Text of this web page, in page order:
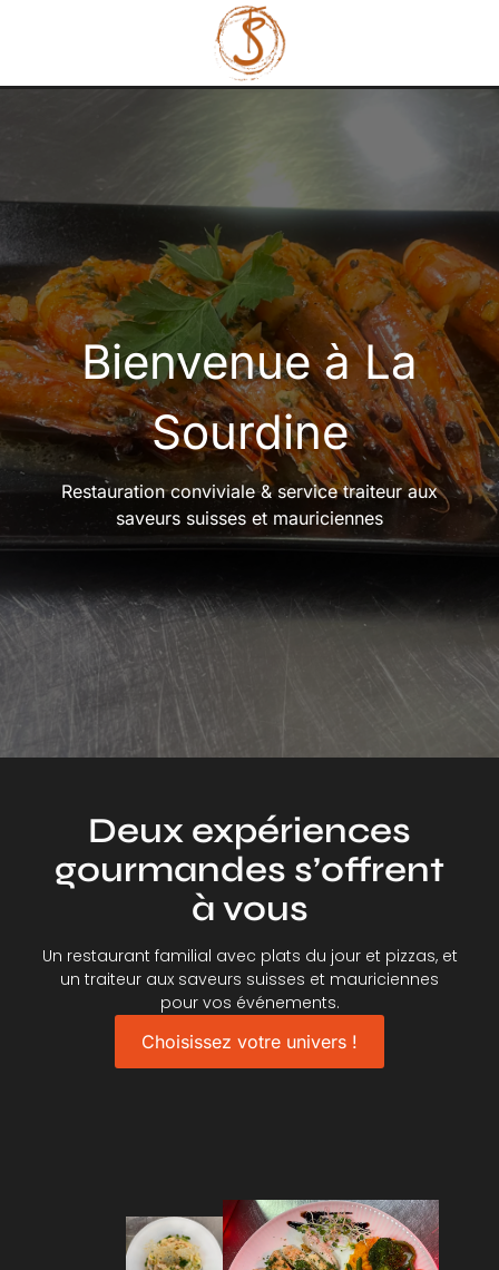
Bienvenue à La
Sourdine
Restauration conviviale & service traiteur aux
saveurs suisses et mauriciennes
Deux expériences
gourmandes s’offrent
à vous​
Un restaurant familial avec plats du jour et pizzas, et
un traiteur aux saveurs suisses et mauriciennes
pour vos événements.
Choisissez votre univers !